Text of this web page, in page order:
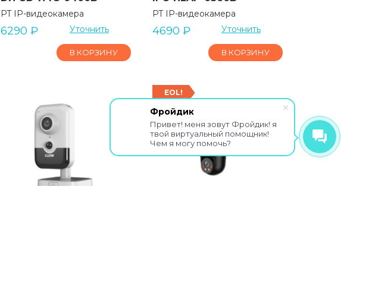
Фройдик
Привет! меня зовут Фройдик! я
твой виртуальный помощник!
Чем я могу помочь?
PT IP-видеокамера
6290 ₽ Уточнить
В КОРЗИНУ
PT IP-видеокамера
4690 ₽ Уточнить
В КОРЗИНУ
EOL!